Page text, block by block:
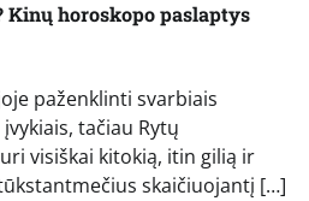
Kinų horoskopo paslaptys
paženklinti svarbiais
tačiau Rytų
visiškai kitokią, itin gilią ir
skaičiuojantį […]